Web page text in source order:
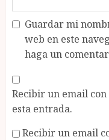
Guardar mi
web en este
haga un
Recibir un email
esta entrada.
Recibir un email